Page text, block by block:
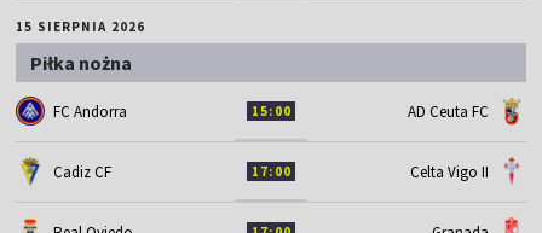
15 SIERPNIA 2026
Piłka nożna
FC Andorra 15:00 AD Ceuta FC
Cadiz CF 17:00 Celta Vigo II